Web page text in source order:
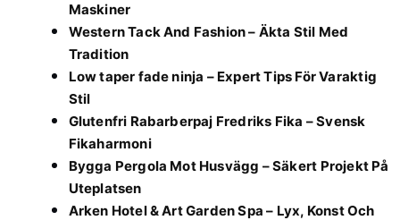
Maskiner
Western Tack And Fashion – Äkta Stil Med
Tradition
Low taper fade ninja – Expert Tips För Varaktig
Stil
Glutenfri Rabarberpaj Fredriks Fika – Svensk
Fikaharmoni
Bygga Pergola Mot Husvägg – Säkert Projekt På
Uteplatsen
Arken Hotel & Art Garden Spa – Lyx, Konst Och